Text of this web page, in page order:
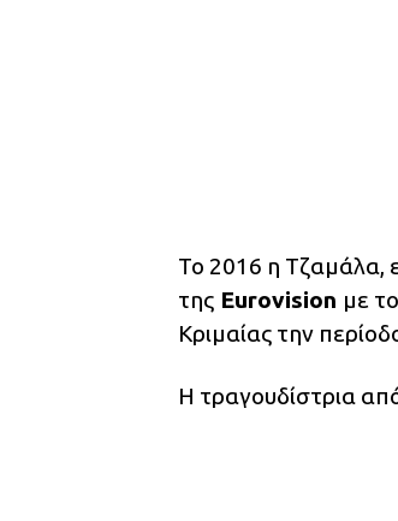
Το 2016 η
της Eurovision με
Κριμαίας την
Η τραγουδίστρια